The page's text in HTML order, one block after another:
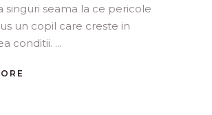
singuri seama la ce pericole
un copil care creste in
conditii.